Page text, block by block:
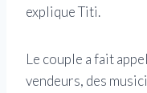
explique Titi.
Le couple a fait
vendeurs, des